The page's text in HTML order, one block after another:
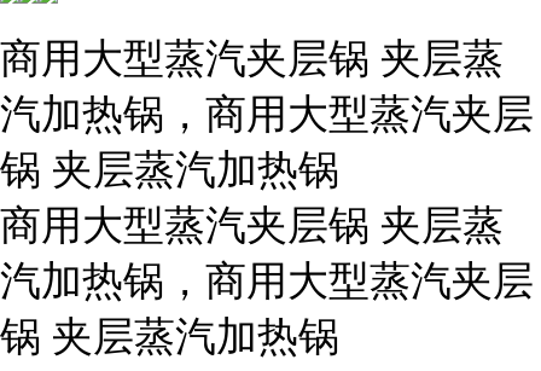
商用大型蒸汽夹层锅 夹层蒸
汽加热锅，商用大型蒸汽夹层
锅 夹层蒸汽加热锅
商用大型蒸汽夹层锅 夹层蒸
汽加热锅，商用大型蒸汽夹层
锅 夹层蒸汽加热锅